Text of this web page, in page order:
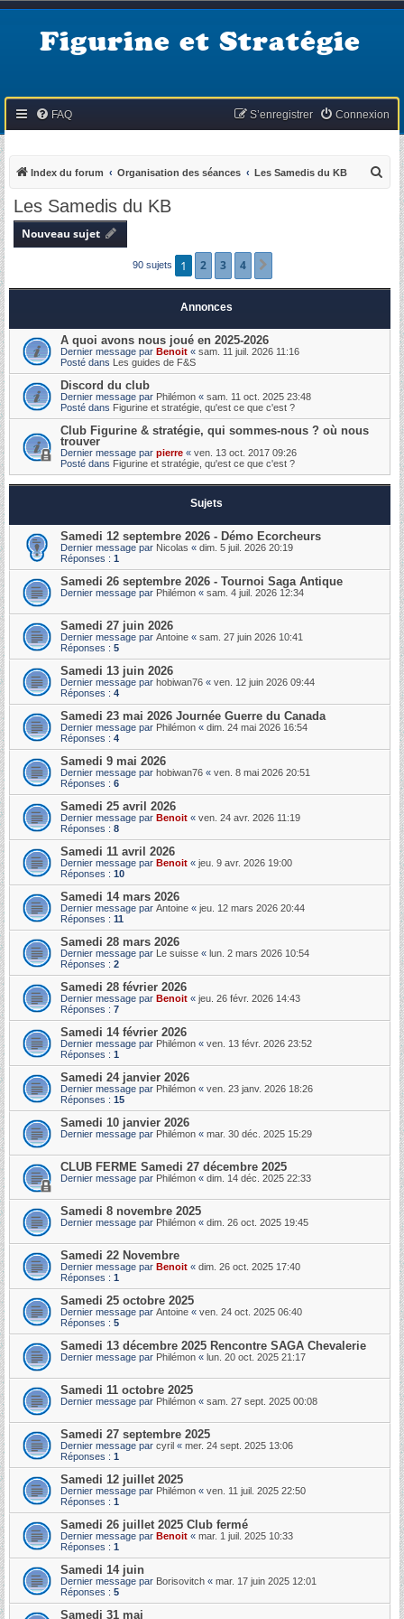
Figurine et Stratégie
FAQ Connexion
S’enregistrer
Index du forum Organisation des séances Les Samedis du KB
Les Samedis du KB
Nouveau sujet
90 sujets 1 2 3 4
Annonces
A quoi avons nous joué en 2025-2026
Dernier message par Benoit « sam. 11 juil. 2026 11:16
Posté dans Les guides de F&S
Discord du club
Dernier message par Philémon « sam. 11 oct. 2025 23:48
Posté dans Figurine et stratégie, qu'est ce que c'est ?
Club Figurine & stratégie, qui sommes-nous ? où nous
trouver
Dernier message par pierre « ven. 13 oct. 2017 09:26
Posté dans Figurine et stratégie, qu'est ce que c'est ?
Sujets
Samedi 12 septembre 2026 - Démo Ecorcheurs
Dernier message par Nicolas « dim. 5 juil. 2026 20:19
Réponses : 1
Samedi 26 septembre 2026 - Tournoi Saga Antique
Dernier message par Philémon « sam. 4 juil. 2026 12:34
Samedi 27 juin 2026
Dernier message par Antoine « sam. 27 juin 2026 10:41
Réponses : 5
Samedi 13 juin 2026
Dernier message par hobiwan76 « ven. 12 juin 2026 09:44
Réponses : 4
Samedi 23 mai 2026 Journée Guerre du Canada
Dernier message par Philémon « dim. 24 mai 2026 16:54
Réponses : 4
Samedi 9 mai 2026
Dernier message par hobiwan76 « ven. 8 mai 2026 20:51
Réponses : 6
Samedi 25 avril 2026
Dernier message par Benoit « ven. 24 avr. 2026 11:19
Réponses : 8
Samedi 11 avril 2026
Dernier message par Benoit « jeu. 9 avr. 2026 19:00
Réponses : 10
Samedi 14 mars 2026
Dernier message par Antoine « jeu. 12 mars 2026 20:44
Réponses : 11
Samedi 28 mars 2026
Dernier message par Le suisse « lun. 2 mars 2026 10:54
Réponses : 2
Samedi 28 février 2026
Dernier message par Benoit « jeu. 26 févr. 2026 14:43
Réponses : 7
Samedi 14 février 2026
Dernier message par Philémon « ven. 13 févr. 2026 23:52
Réponses : 1
Samedi 24 janvier 2026
Dernier message par Philémon « ven. 23 janv. 2026 18:26
Réponses : 15
Samedi 10 janvier 2026
Dernier message par Philémon « mar. 30 déc. 2025 15:29
CLUB FERME Samedi 27 décembre 2025
Dernier message par Philémon « dim. 14 déc. 2025 22:33
Samedi 8 novembre 2025
Dernier message par Philémon « dim. 26 oct. 2025 19:45
Samedi 22 Novembre
Dernier message par Benoit « dim. 26 oct. 2025 17:40
Réponses : 1
Samedi 25 octobre 2025
Dernier message par Antoine « ven. 24 oct. 2025 06:40
Réponses : 5
Samedi 13 décembre 2025 Rencontre SAGA Chevalerie
Dernier message par Philémon « lun. 20 oct. 2025 21:17
Samedi 11 octobre 2025
Dernier message par Philémon « sam. 27 sept. 2025 00:08
Samedi 27 septembre 2025
Dernier message par cyril « mer. 24 sept. 2025 13:06
Réponses : 1
Samedi 12 juillet 2025
Dernier message par Philémon « ven. 11 juil. 2025 22:50
Réponses : 1
Samedi 26 juillet 2025 Club fermé
Dernier message par Benoit « mar. 1 juil. 2025 10:33
Réponses : 1
Samedi 14 juin
Dernier message par Borisovitch « mar. 17 juin 2025 12:01
Réponses : 5
Samedi 31 mai